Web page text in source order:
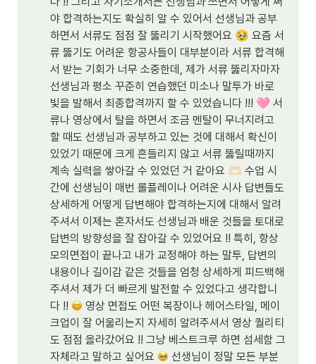
야 합격하는지도 확실히 알 수 있어서 선생님과 공부
하면서 서류도 점점 잘 뚫리기 시작했어요 🥹 요즘 서
류 뚫기도 어려운 항공사들이 대부분이라 서류 합격해
서 받는 기회가 너무 소중한데, 제가 서류 뚫리자마자
선생님과 평소 꾸준히 연습했던 미소나 말투가 바로
빛을 발해서 최종합격까지 할 수 있었습니다 !!! 🩷 서
류나 영상에서 탈을 하면서 조금 멘탈이 무너지려고
할 때도 선생님과 공부하고 있는 것에 대해서 확신이
있었기 때문에 크게 흔들리지 않고 서류 뚫릴때까지
계속 실력을 쌓아갈 수 있었던 거 같아요 🫶🏻 수업 시
간에 선생님이 매번 롤플레이나 어려운 시사 답변들도
상세하게 어떻게 답변해야 합격하는지에 대해서 알려
주셔서 이제는 혼자서도 선생님과 배운 것들을 토대로
답변의 방향성을 잘 잡아갈 수 있었어요 !! 특히, 항상
모의면접이 끝나고 내가 교정해야 하는 말투, 답변의
내용이나 길이감 같은 것들을 엄청 상세하게 피드백해
주셔서 제가 더 빠르게 발전할 수 있었다고 생각합니
다 !!
영상 면접도 어떤 복장이나 헤어스타일, 메이
크업이 잘 어울리는지 자세히 알려주셔서 영상 퀄리티
도 점점 올라갔어요 !! 그냥 베스트크루 하면 섬세함 그
자체라고 말하고 싶어요
선생님이 정말 모든 부분